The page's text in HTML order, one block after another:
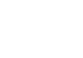
Est che festeggia
raccontare al